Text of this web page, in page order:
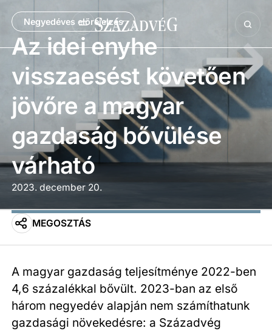
Negyedéves előrejelzés
Az idei enyhe
visszaesést követően
jövőre a magyar
gazdaság bővülése
várható
2023. december 20.
MEGOSZTÁS
A magyar gazdaság teljesítménye 2022-ben
4,6 százalékkal bővült. 2023-ban az első
három negyedév alapján nem számíthatunk
gazdasági növekedésre: a Századvég